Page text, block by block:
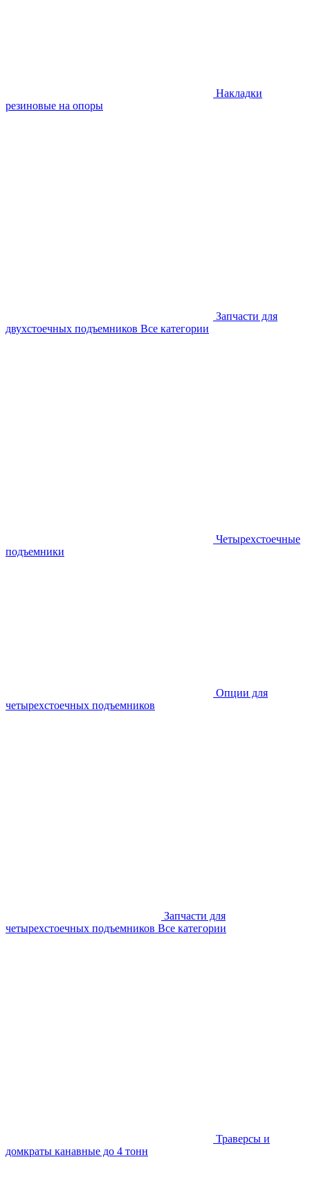
Накладки
резиновые на опоры
Запчасти для
двухстоечных подъемников Все категории
Четырехстоечные
подъемники
Опции для
четырехстоечных подъемников
Запчасти для
четырехстоечных подъемников Все категории
Траверсы и
домкраты канавные до 4 тонн